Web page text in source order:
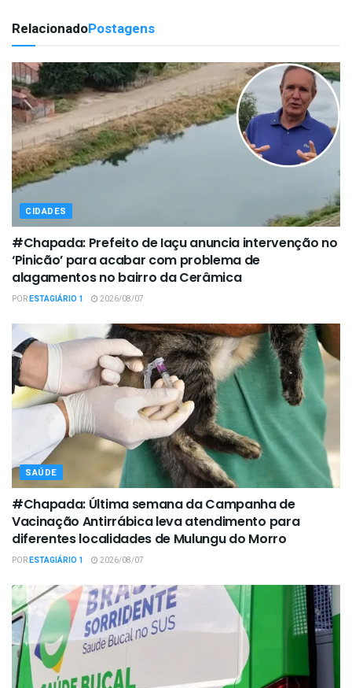
RelacionadoPostagens
CIDADES
#Chapada: Prefeito de Iaçu anuncia intervenção no
‘Pinicão’ para acabar com problema de
alagamentos no bairro da Cerâmica
PORESTAGIÁRIO 1 2026/08/07
SAÚDE
#Chapada: Última semana da Campanha de
Vacinação Antirrábica leva atendimento para
diferentes localidades de Mulungu do Morro
PORESTAGIÁRIO 1 2026/08/07